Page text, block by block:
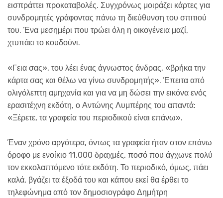
εισπράττει προκαταβολές. Συγχρόνως μοιράζει κάρτες για
συνδρομητές γράφοντας πάνω τη διεύθυνση του σπιτιού
του. Ένα μεσημέρι που τρώει όλη η οικογένεια μαζί,
χτυπάει το κουδούνι.
«Γεια σας», του λέει ένας άγνωστος άνδρας, «βρήκα την
κάρτα σας και θέλω να γίνω συνδρομητής». Έπειτα από
ολιγόλεπτη αμηχανία και για να μη δώσει την εικόνα ενός
ερασιτέχνη εκδότη, ο Αντώνης Λυμπέρης του απαντά:
«Ξέρετε, τα γραφεία του περιοδικού είναι επάνω».
Έναν χρόνο αργότερα, όντως τα γραφεία ήταν στον επάνω
όροφο με ενοίκιο 11.000 δραχμές, ποσό που άγχωνε πολύ
τον εκκολαπτόμενο τότε εκδότη. Το περιοδικό, όμως, πάει
καλά, βγάζει τα έξοδά του και κάπου εκεί θα έρθει το
τηλεφώνημα από τον δημοσιογράφο Δημήτρη